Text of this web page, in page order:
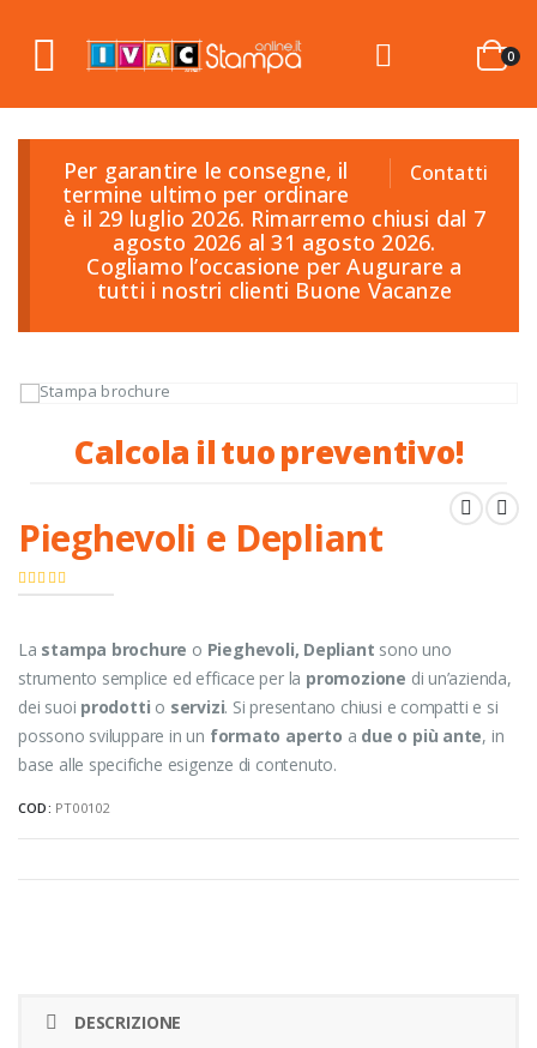
0
Contatti
Per garantire le consegne, il
termine ultimo per ordinare
è il 29 luglio 2026. Rimarremo chiusi dal 7
agosto 2026 al 31 agosto 2026.
Cogliamo l’occasione per Augurare a
tutti i nostri clienti Buone Vacanze
Calcola iltuopreventivo!
Pieghevoli e Depliant
0Di 5
La stampa brochure o Pieghevoli, Depliant sono uno
strumento semplice ed efficace per la promozione di un’azienda,
dei suoi prodotti o servizi. Si presentano chiusi e compatti e si
possono sviluppare in un formato aperto a due o più ante, in
base alle specifiche esigenze di contenuto.
COD: PT00102
DESCRIZIONE